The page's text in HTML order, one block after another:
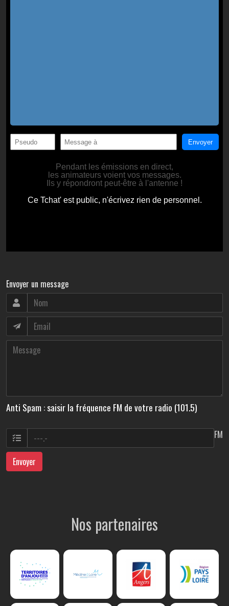
Envoyer un message
Anti Spam : saisir la fréquence FM de votre radio (101.5)
FM
Envoyer
Nos partenaires